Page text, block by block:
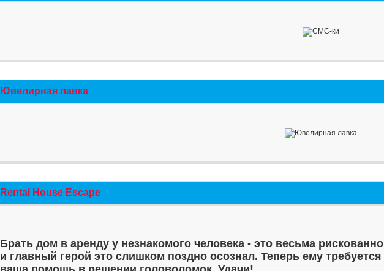
Ювелирная лавка
Rental House Escape
Брать дом в аренду у незнакомого человека - это весьма рискованно
и главный герой это слишком поздно осознал. Теперь ему требуется